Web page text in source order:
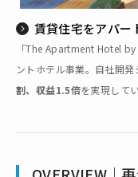
賃貸住宅をアパー
「The Apartment Hotel
ントホテル事業。自社開発
割、収益1.5倍を実現してい